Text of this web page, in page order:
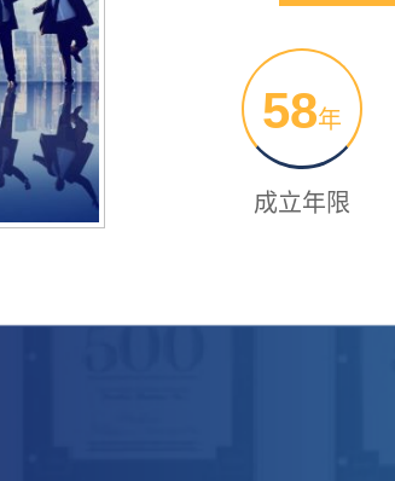
58年
成立年限